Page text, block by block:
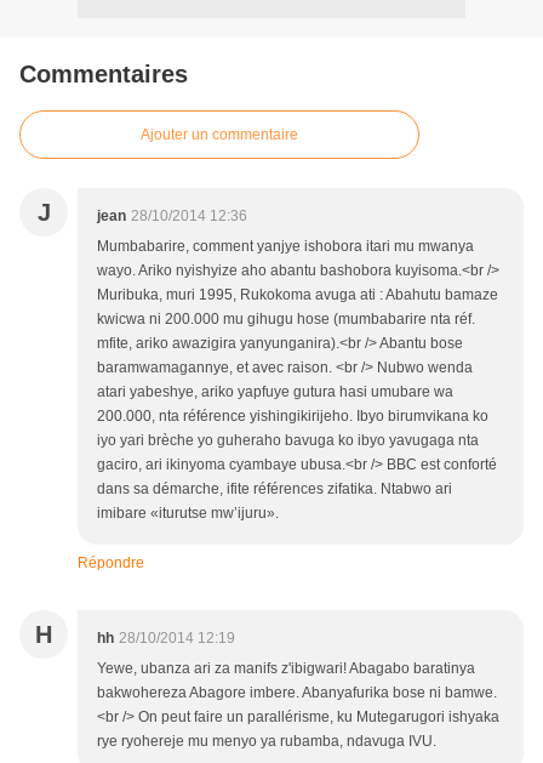
Commentaires
Ajouter un commentaire
J jean 28/10/2014 12:36
Mumbabarire, comment yanjye ishobora itari mu mwanya
wayo. Ariko nyishyize aho abantu bashobora kuyisoma.<br />
Muribuka, muri 1995, Rukokoma avuga ati : Abahutu bamaze
kwicwa ni 200.000 mu gihugu hose (mumbabarire nta réf.
mfite, ariko awazigira yanyunganira).<br /> Abantu bose
baramwamagannye, et avec raison. <br /> Nubwo wenda
atari yabeshye, ariko yapfuye gutura hasi umubare wa
200.000, nta référence yishingikirijeho. Ibyo birumvikana ko
iyo yari brèche yo guheraho bavuga ko ibyo yavugaga nta
gaciro, ari ikinyoma cyambaye ubusa.<br /> BBC est conforté
dans sa démarche, ifite références zifatika. Ntabwo ari
imibare «iturutse mw’ijuru».
Répondre
H hh 28/10/2014 12:19
Yewe, ubanza ari za manifs z'ibigwari! Abagabo baratinya
bakwohereza Abagore imbere. Abanyafurika bose ni bamwe.
<br /> On peut faire un parallérisme, ku Mutegarugori ishyaka
rye ryohereje mu menyo ya rubamba, ndavuga IVU.